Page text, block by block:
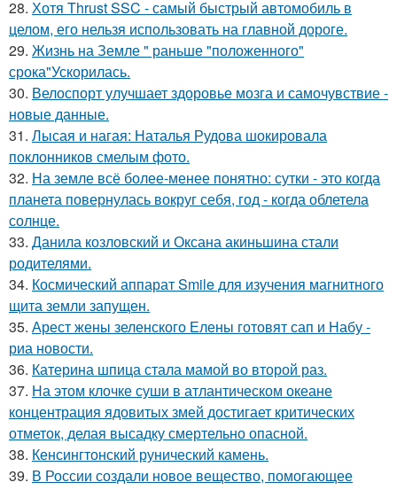
28. Хотя Thrust SSC - самый быстрый автомобиль в
целом, его нельзя использовать на главной дороге.
29. Жизнь на Земле " раньше "положенного"
срока"Ускорилась.
30. Велоспорт улучшает здоровье мозга и самочувствие -
новые данные.
31. Лысая и нагая: Наталья Рудова шокировала
поклонников смелым фото.
32. На земле всё более-менее понятно: сутки - это когда
планета повернулась вокруг себя, год - когда облетела
солнце.
33. Данила козловский и Оксана акиньшина стали
родителями.
34. Космический аппарат Smile для изучения магнитного
щита земли запущен.
35. Арест жены зеленского Елены готовят сап и Набу -
риа новости.
36. Катерина шпица стала мамой во второй раз.
37. На этом клочке суши в атлантическом океане
концентрация ядовитых змей достигает критических
отметок, делая высадку смертельно опасной.
38. Кенсингтонский рунический камень.
39. В России создали новое вещество, помогающее